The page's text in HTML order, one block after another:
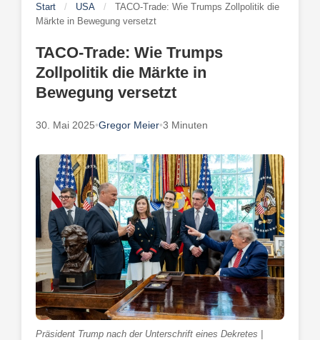
Start / USA /
TACO-Trade: Wie Trumps Zollpolitik die
Märkte in Bewegung versetzt
TACO-Trade: Wie Trumps
Zollpolitik die Märkte in
Bewegung versetzt
30. Mai 2025•Gregor Meier•3 Minuten
Präsident Trump nach der Unterschrift eines Dekretes |